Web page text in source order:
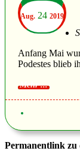
Aug. 24 2019
Anfang Mai
Podestes blieb
Permanentlink zu